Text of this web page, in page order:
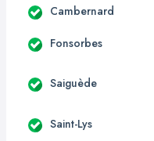
Cambernard
Fonsorbes
Saiguède
Saint-Lys